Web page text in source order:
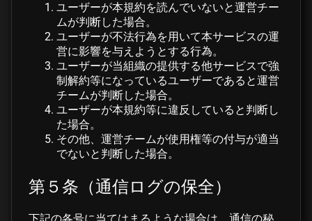
ユーザーが本規約を読んでいないと運営チー
ムが判断した場合。
ユーザーが不法行為を用いて本サービスの運
営に影響を与えようとする行為。
ユーザーが当組織の提供する他サービスで強
制解約等になっているユーザーであると運営
チームが判断した場合。
ユーザーが本規約等に違反していると判断し
た場合。
その他、運営チームが使用権等の付与が適当
でないと判断した場合。
第５条（通信ログの保全）